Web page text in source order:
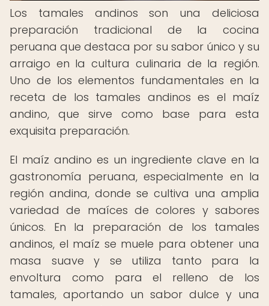
Los tamales andinos son una deliciosa
preparación tradicional de la cocina
peruana que destaca por su sabor único y su
arraigo en la cultura culinaria de la región.
Uno de los elementos fundamentales en la
receta de los tamales andinos es el maíz
andino, que sirve como base para esta
exquisita preparación.
El maíz andino es un ingrediente clave en la
gastronomía peruana, especialmente en la
región andina, donde se cultiva una amplia
variedad de maíces de colores y sabores
únicos. En la preparación de los tamales
andinos, el maíz se muele para obtener una
masa suave y se utiliza tanto para la
envoltura como para el relleno de los
tamales, aportando un sabor dulce y una